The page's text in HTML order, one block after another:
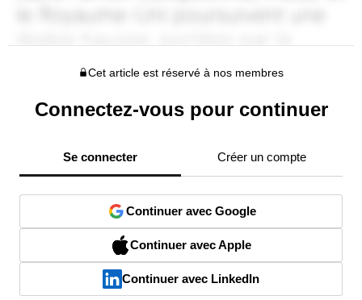
Cet article est réservé à nos membres
Connectez-vous pour continuer
Se connecter Créer un compte
Continuer avec Google
Continuer avec Apple
Continuer avec LinkedIn